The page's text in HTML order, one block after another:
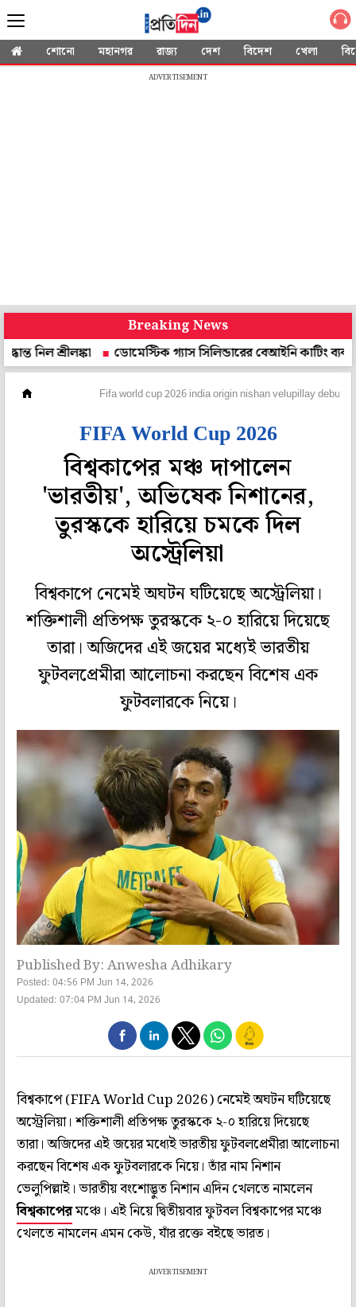
শোনো মহানগর রাজ্য দেশ বিদেশ খেলা
ADVERTISEMENT
Breaking News
ডোমেস্টিক গ্যাস সিলিন্ডারের বেআইনি কাটিং ব্যবসার পর্দাফাঁস
Fifa world cup 2026 india origin nishan velupillay debuts
FIFA World Cup 2026
বিশ্বকাপের মঞ্চ দাপালেন
'ভারতীয়', অভিষেক নিশানের,
তুরস্ককে হারিয়ে চমকে দিল
অস্ট্রেলিয়া
বিশ্বকাপে নেমেই অঘটন ঘটিয়েছে অস্ট্রেলিয়া।
শক্তিশালী প্রতিপক্ষ তুরস্ককে ২-০ হারিয়ে দিয়েছে
তারা। অজিদের এই জয়ের মধ্যেই ভারতীয়
ফুটবলপ্রেমীরা আলোচনা করছেন বিশেষ এক
ফুটবলারকে নিয়ে।
Published By: Anwesha Adhikary
Posted: 04:56 PM Jun 14, 2026
Updated: 07:04 PM Jun 14, 2026
বিশ্বকাপে (FIFA World Cup 2026) নেমেই অঘটন ঘটিয়েছে
অস্ট্রেলিয়া। শক্তিশালী প্রতিপক্ষ তুরস্ককে ২-০ হারিয়ে দিয়েছে
তারা। অজিদের এই জয়ের মধ্যেই ভারতীয় ফুটবলপ্রেমীরা আলোচনা
করছেন বিশেষ এক ফুটবলারকে নিয়ে। তাঁর নাম নিশান
ভেলুপিল্লাই। ভারতীয় বংশোদ্ভুত নিশান এদিন খেলতে নামলেন
বিশ্বকাপেরমঞ্চে। এই নিয়ে দ্বিতীয়বার ফুটবল বিশ্বকাপের মঞ্চে
খেলতে নামলেন এমন কেউ, যাঁর রক্তে বইছে ভারত।
ADVERTISEMENT